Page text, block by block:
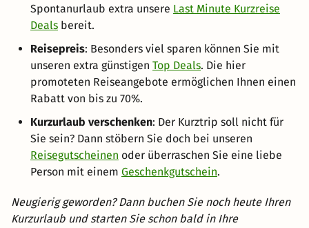
Spontanurlaub extra unsere Last Minute Kurzreise
Deals bereit.
Reisepreis: Besonders viel sparen können Sie mit
unseren extra günstigen Top Deals. Die hier
promoteten Reiseangebote ermöglichen Ihnen einen
Rabatt von bis zu 70%.
Kurzurlaub verschenken: Der Kurztrip soll nicht für
Sie sein? Dann stöbern Sie doch bei unseren
Reisegutscheinen oder überraschen Sie eine liebe
Person mit einem Geschenkgutschein.
Neugierig geworden? Dann buchen Sie noch heute Ihren
Kurzurlaub und starten Sie schon bald in Ihre